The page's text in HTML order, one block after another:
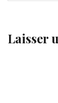
Laisser